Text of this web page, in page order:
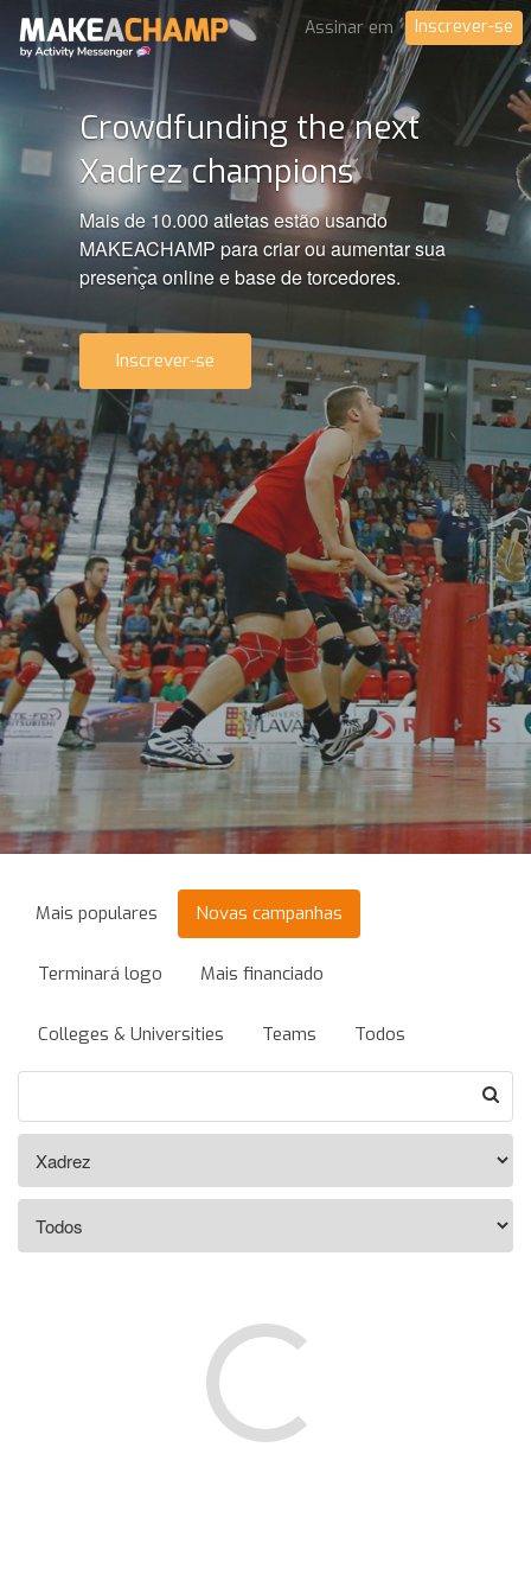
Assinar em Inscrever-se
Crowdfunding the next
Xadrez champions
Mais de 10.000 atletas estão usando
MAKEACHAMP para criar ou aumentar sua
presença online e base de torcedores.
Inscrever-se
Mais populares Novas campanhas
Terminará logo Mais financiado
Colleges & Universities Teams Todos